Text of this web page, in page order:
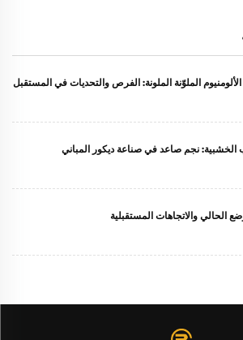
الاستثمار مقارنةً بالصلب.
الملوّنة الملونة: الفرص والتحديات في المستقبل
الخشبية: نجم صاعد في صناعة ديكور المباني
الحالي والاتجاهات المستقبلية